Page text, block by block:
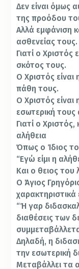
Δεν είναι όμως
της προόδου
Αλλά εμφάνιση
ασθενείας τους.
Γιατί ο Χριστός
σκότος τους.
Ο Χριστός
πάθη τους.
Ο Χριστός είναι
ε­σωτερική
Γιατί ο
αλήθεια
Όπως ο Ί­διος
“Εγώ είμι η
Και ο θειος του
Ο Άγιος
“Ή γαρ
διαθέσεις των
Δηλαδή, η
την εσω­τερική
Με­ταβάλλει τα